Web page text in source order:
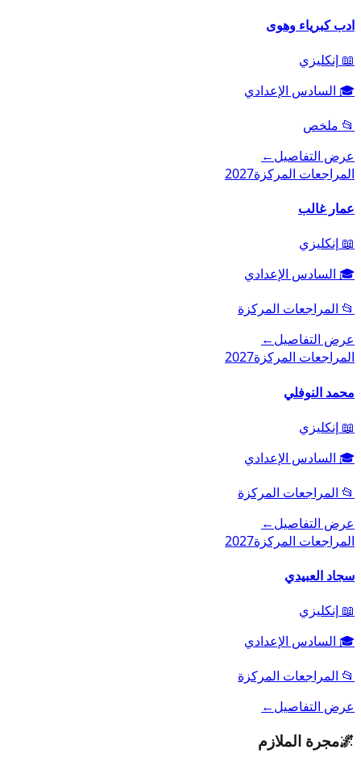
ادب كبرياء وهوى
📖 إنكليزي
🎓 السادس الإعدادي
📂 ملخص
عرض التفاصيل←
المراجعات المركزة2027
عمار غالب
📖 إنكليزي
🎓 السادس الإعدادي
📂 المراجعات المركزة
عرض التفاصيل←
المراجعات المركزة2027
محمد النوفلي
📖 إنكليزي
🎓 السادس الإعدادي
📂 المراجعات المركزة
عرض التفاصيل←
المراجعات المركزة2027
سجاد العبيدي
📖 إنكليزي
🎓 السادس الإعدادي
📂 المراجعات المركزة
عرض التفاصيل←
🌌مجرة الملازم